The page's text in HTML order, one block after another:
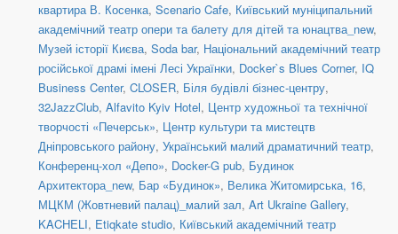
квартира В. Косенка, Scenario Cafe, Київський муніципальний
академічний театр опери та балету для дітей та юнацтва_new,
Музей історії Києва, Soda bar, Національний академічний театр
російської драмі імені Лесі Українки, Docker`s Blues Corner, IQ
Business Center, CLOSER, Біля будівлі бізнес-центру,
32JazzClub, Alfavito Kyiv Hotel, Центр художньої та технічної
творчості «Печерськ», Центр культури та мистецтв
Дніпровського району, Український малий драматичний театр,
Конференц-хол «Депо», Docker-G pub, Будинок
Архитектора_new, Бар «Будинок», Велика Житомирська, 16,
МЦКМ (Жовтневий палац)_малий зал, Art Ukraine Gallery,
KACHELI, Etiqkate studio, Київський академічний театр